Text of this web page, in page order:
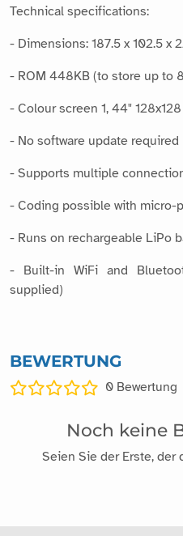
Technical specifications:
- Dimensions: 187.5 x 102.5 x
- ROM 448KB (to store up to
- Colour screen 1, 44"
- No software update required
- Supports multiple
- Coding possible with micro-
- Runs on rechargeable LiPo
- Built-in WiFi and
supplied)
BEWERTUNG
0 Bewertung
Noch keine
Seien Sie der Erste, der